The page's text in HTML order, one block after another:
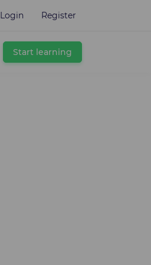
Login Register
Start learning